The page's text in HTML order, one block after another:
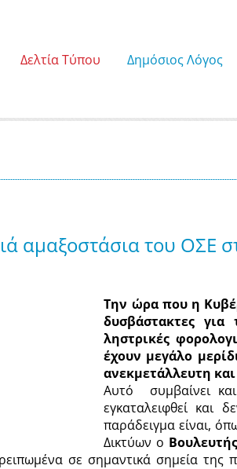
Δελτία Τύπου Δημόσιος Λόγος
αμαξοστάσια του ΟΣΕ
Την ώρα που η
δυσβάστακτες
ληστρικές
έχουν μεγάλο
ανεκμετάλλευτη
Αυτό
συμβαίνει
εγκαταλειφθεί και
παράδειγμα είναι,
Δικτύων ο
σε σημαντικά σημεία της